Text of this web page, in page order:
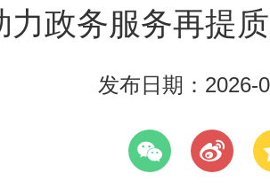
力政务服务再提
发布日期：2026-